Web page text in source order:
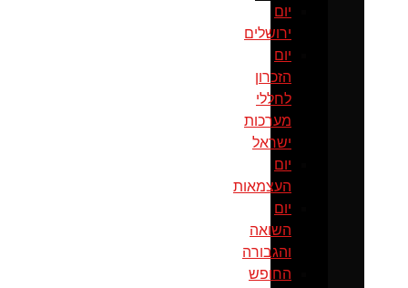
יום
ירושלים
יום
הזכרון
לחללי
מערכות
ישראל
יום
העצמאות
יום
השואה
והגבורה
החופש